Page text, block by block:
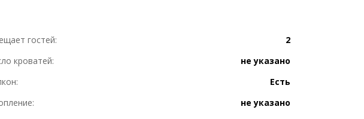
гостей:
2
кроватей:
не указано
Есть
не указано